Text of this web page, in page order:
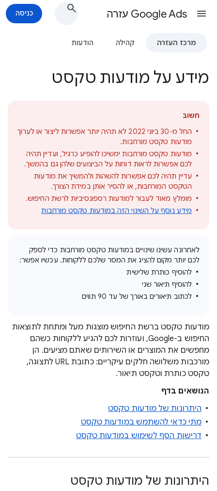
Google Ads עזרה כניסה
מרכז העזרה קהילה הודעות
מידע על מודעות טקסט
חשוב
החל מ-30 ביוני 2022 לא תהיה יותר אפשרות ליצור או לערוך
מודעות טקסט מורחבות.
מודעות טקסט מורחבות ימשיכו להופיע כרגיל, ועדיין תהיה
לכם אפשרות לראות דוחות על הביצועים שלהן גם בהמשך.
עדיין תהיה לכם אפשרות להשהות ולהמשיך את מודעות
הטקסט המורחבות, או להסיר אותן במידת הצורך.
מומלץ מאוד לעבור למודעות רספונסיביות לרשת החיפוש.
מידע נוסף על השינוי הזה במודעות טקסט מורחבות
לאחרונה עשינו שינויים במודעות טקסט מורחבות כדי לספק
לכם יותר מקום להציג את המסר שלכם ללקוחות. עכשיו אפשר:
להוסיף כותרת שלישית
להוסיף תיאור שני
לכתוב תיאורים באורך של עד 90 תווים
מודעות טקסט ברשת החיפוש מוצגות מעל ומתחת לתוצאות
החיפוש ב-Google, ועוזרות לכם להגיע ללקוחות כשהם
מחפשים את המוצרים או השירותים שאתם מציעים. הן
מורכבות משלושה חלקים עיקריים: כתובת URL לתצוגה,
טקסט כותרת וטקסט תיאור.
הנושאים בדף
היתרונות של מודעות טקסט
מתי כדאי להשתמש במודעות טקסט
דרישות הסף לשימוש במודעות טקסט
היתרונות של מודעות טקסט